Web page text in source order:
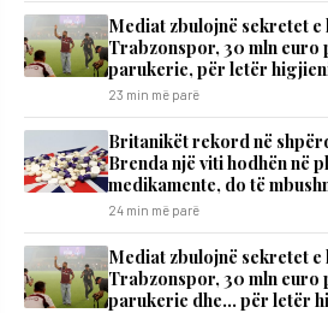
Mediat zbulojnë sekretet e
Trabzonspor, 30 mln euro
parukerie, për letër
23 min më parë
Britanikët rekord në
Brenda një viti hodhën në
medikamente, do të
24 min më parë
Mediat zbulojnë sekretet e
Trabzonspor, 30 mln euro
parukerie dhe… për letër